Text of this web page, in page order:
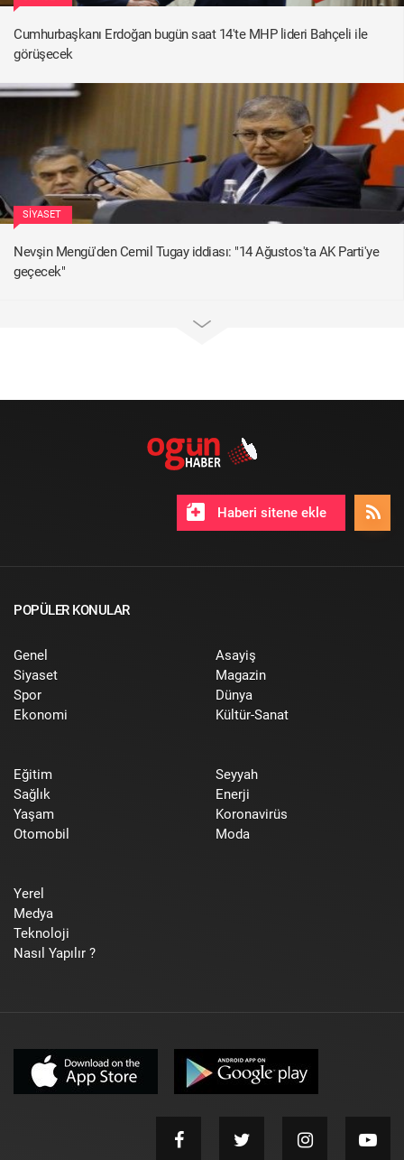
Cumhurbaşkanı Erdoğan bugün saat 14'te MHP lideri Bahçeli ile
görüşecek
SIYASET
Nevşin Mengü'den Cemil Tugay iddiası: "14 Ağustos'ta AK Parti'ye
geçecek"
Haberi sitene ekle
POPÜLER KONULAR
Genel
Siyaset
Spor
Ekonomi
Asayiş
Magazin
Dünya
Kültür-Sanat
Eğitim
Sağlık
Yaşam
Otomobil
Seyyah
Enerji
Koronavirüs
Moda
Yerel
Medya
Teknoloji
Nasıl Yapılır ?